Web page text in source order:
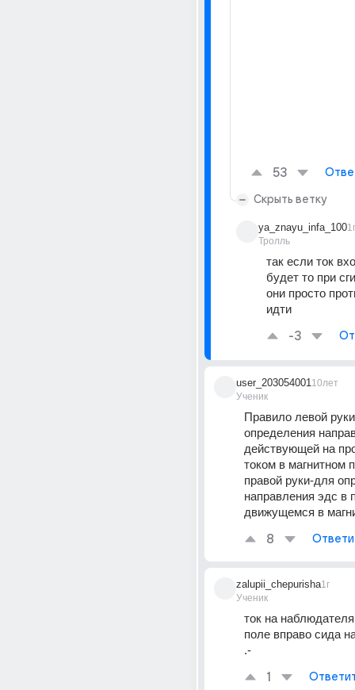
53
Скрыть ветку
ya_znayu_infa_100
Тролль
1г
так если ток
будет то при
они просто
идти
-3
user_203054001
Ученик
10лет
Правило левой
определения
действующей на
током в магнитном
правой руки-для
направления эдс в
движущемся в
8
zalupii_chepurisha
Ученик
1г
ток на
поле вправо сида
.-
1